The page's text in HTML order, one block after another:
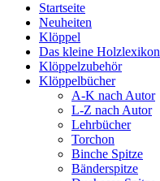
Startseite
Neuheiten
Klöppel
Das kleine Holzlexikon
Klöppelzubehör
Klöppelbücher
A-K nach Autor
L-Z nach Autor
Lehrbücher
Torchon
Binche Spitze
Bänderspitze